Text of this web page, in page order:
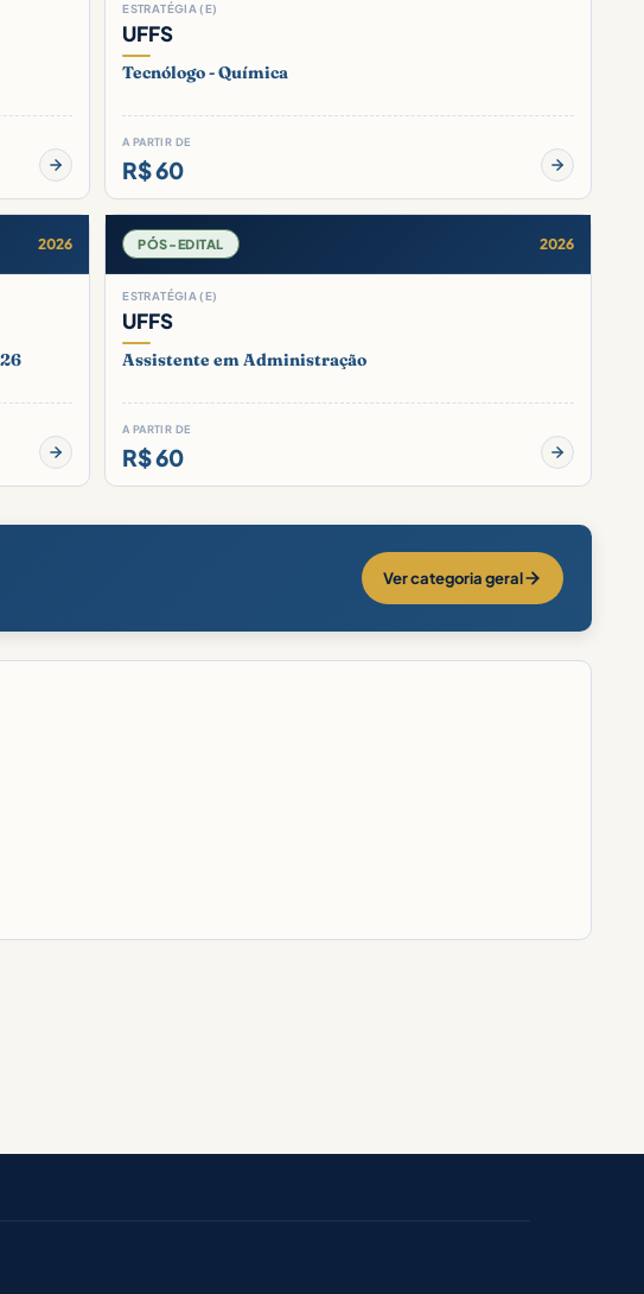
ESTRATÉGIA (E)
UFFS
Tecnólogo - Química
A PARTIR DE
R$ 60
2026 PÓS-EDITAL 2026
ESTRATÉGIA (E)
UFFS
Assistente em Administração
A PARTIR DE
R$ 60
Ver categoria geral